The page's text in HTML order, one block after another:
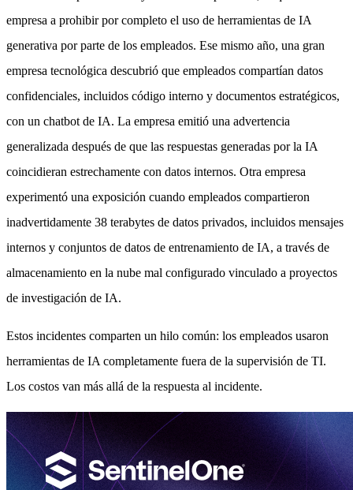
empresa a prohibir por completo el uso de herramientas de IA
generativa por parte de los empleados. Ese mismo año, una gran
empresa tecnológica descubrió que empleados compartían datos
confidenciales, incluidos código interno y documentos estratégicos,
con un chatbot de IA. La empresa emitió una advertencia
generalizada después de que las respuestas generadas por la IA
coincidieran estrechamente con datos internos. Otra empresa
experimentó una exposición cuando empleados compartieron
inadvertidamente 38 terabytes de datos privados, incluidos mensajes
internos y conjuntos de datos de entrenamiento de IA, a través de
almacenamiento en la nube mal configurado vinculado a proyectos
de investigación de IA.
Estos incidentes comparten un hilo común: los empleados usaron
herramientas de IA completamente fuera de la supervisión de TI.
Los costos van más allá de la respuesta al incidente.